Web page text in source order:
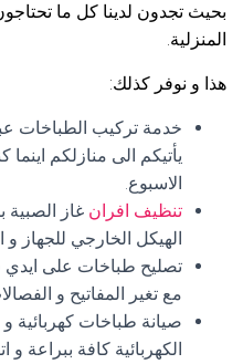
بحيث تجدون لدينا كل ما
المنزلية.
هذا و نوفر كذلك:
خدمة تركيب الطباخات
يأتيكم الى منازلكم
الاسبوع.
تنظيف افران غاز الصبية
الهيكل الخارجي للجهاز و
تصليح طباخات على ايدي
مع تغير المفاتيح و
صيانة طباخات كهربائية
الكهربائية كافة ببراعة